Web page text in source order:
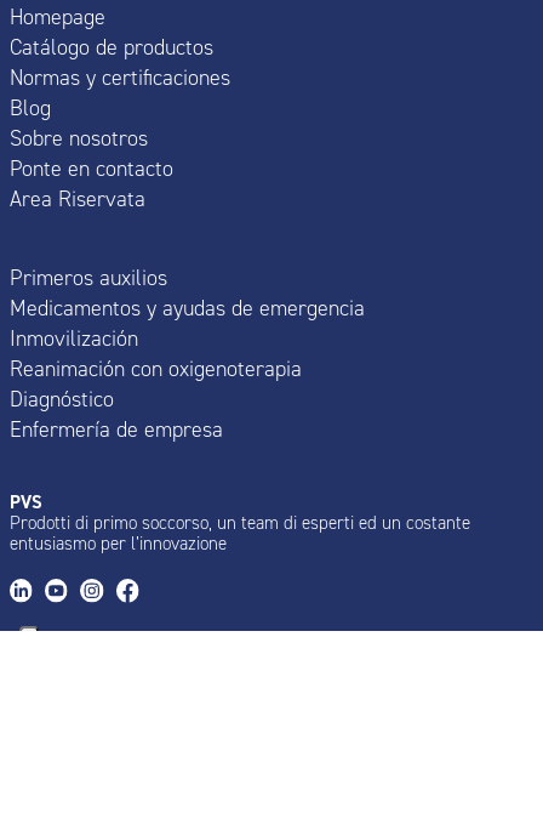
Homepage
Catálogo de productos
Normas y certificaciones
Blog
Sobre nosotros
Ponte en contacto
Area Riservata
Primeros auxilios
Medicamentos y ayudas de emergencia
Inmovilización
Reanimación con oxigenoterapia
Diagnóstico
Enfermería de empresa
PVS
Prodotti di primo soccorso, un team di esperti ed un costante
entusiasmo per l’innovazione